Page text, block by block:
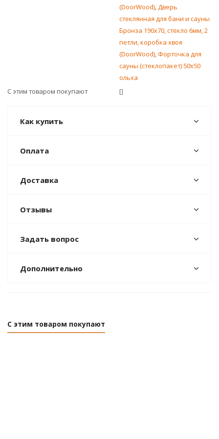
(DoorWood),Дверь
стеклянная для бани и сауны
Бронза 190х70, стекло 6мм, 2
петли, коробка хвоя
(DoorWood),Форточка для
сауны (стеклопакет) 50х50
ольха
С этим товаром покупают
[]
Как купить
Оплата
Доставка
Отзывы
Задать вопрос
Дополнительно
С этим товаром покупают